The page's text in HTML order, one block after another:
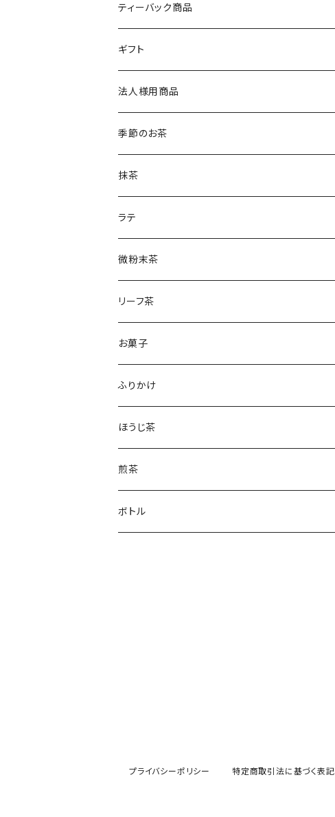
土山一晩ほうじ 木蘭（もくらん）
土山一晩ほうじ 路考（ろこう）
土山一晩ほうじフィナンシェ
ティーバック商品
緑茶のティーバック
和紅茶のティーバック
ほうじ茶のティーバック
土山一晩ほうじティーバッグ
ギフト
かぶせ茶
和紅茶とフィナンシェ
フィナンシェ
土山一晩ほうじ
法人様用商品
微粉末かぶせ茶
微粉末ほうじ茶
微粉末和紅茶
季節のお茶
新茶
刈下茶
水出しかぶせ茶
抹茶
ラテ
微粉末茶
かぶせ茶
ほうじ茶
和紅茶
リーフ茶
お菓子
フィナンシェ
ふりかけ
ほうじ茶
煎茶
ボトル
プライバシーポリシー 特定商取引法に基づく表記